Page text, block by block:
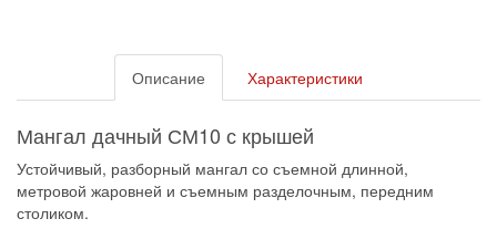
Описание Характеристики
Мангал дачный СМ10 с крышей
Устойчивый, разборный мангал со съемной длинной,
метровой жаровней и съемным разделочным, передним
столиком.